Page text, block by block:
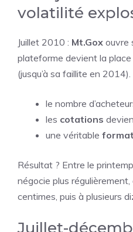
volatilité
Juillet 2010 : Mt.Gox ouvre
plateforme devient la
(jusqu’à sa faillite en 2014).
le nombre
les cotations
une véritable
Résultat ? Entre le
négocie plus régulièrement,
centimes, puis à plusieurs
Juillet-